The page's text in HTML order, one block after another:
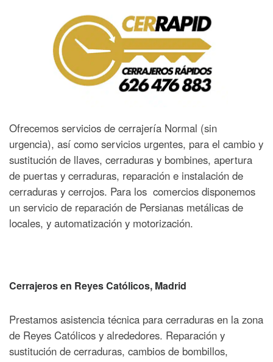
Ofrecemos servicios de cerrajería Normal (sin
urgencia), así como servicios urgentes, para el cambio y
sustitución de llaves, cerraduras y bombines, apertura
de puertas y cerraduras, reparación e instalación de
cerraduras y cerrojos. Para los comercios disponemos
un servicio de reparación de Persianas metálicas de
locales, y automatización y motorización.
Cerrajeros en Reyes Católicos, Madrid
Prestamos asistencia técnica para cerraduras en la zona
de Reyes Católicos y alrededores. Reparación y
sustitución de cerraduras, cambios de bombillos,